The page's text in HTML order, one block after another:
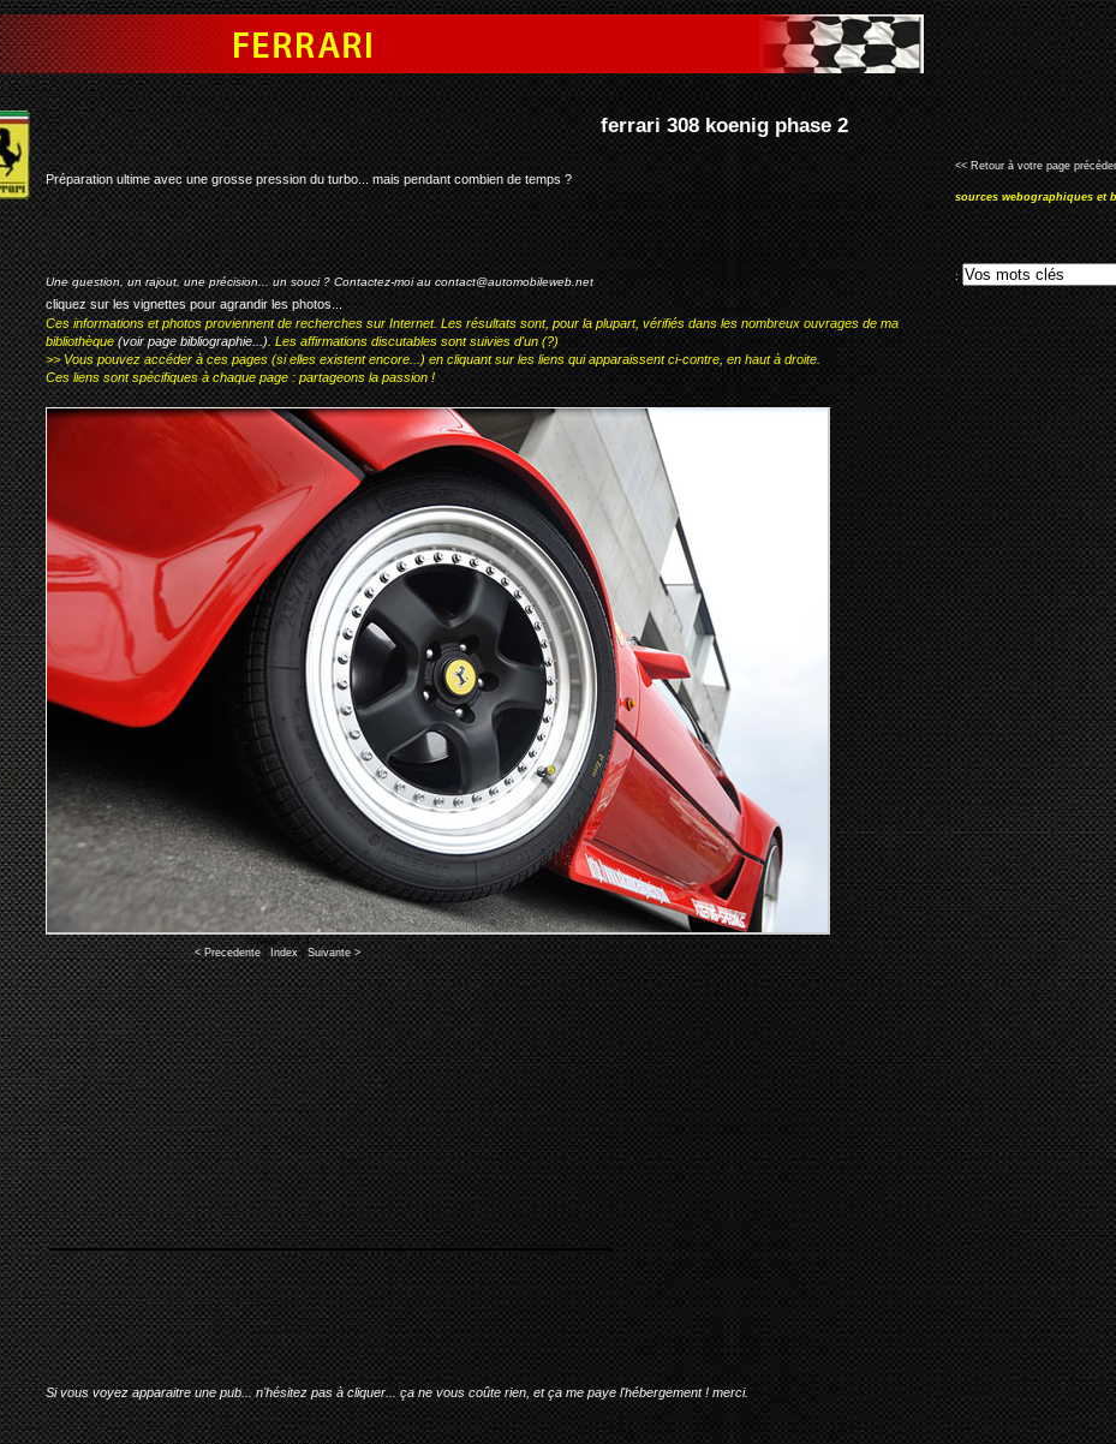
ferrari 308 koenig phase 2
Préparation ultime avec une grosse pression du turbo... mais pendant combien de temps ?
Une question, un rajout, une précision... un souci ? Contactez-moi aucontact@automobileweb.net
cliquez sur les vignettes pour agrandir les photos...
Ces informations et photos proviennent de recherches sur Internet. Les résultats sont, pour la plupart, vérifiés dans les nombreux ouvrages de ma
bibliothèque(voir page bibliographie...). Les affirmations discutables sont suivies d'un (?)
>> Vous pouvez accéder à ces pages (si elles existent encore...) en cliquant sur les liens qui apparaissent ci-contre, en haut à droite.
Ces liens sont spécifiques à chaque page : partageons la passion !
Image 3 of 4
< Precedente|Index|Suivante >
Si vous voyez apparaitre une pub... n'hésitez pas à cliquer... ça ne vous coûte rien, et ça me paye l'hébergement ! merci.
<< Retour à votre page
sources webographiques et
: